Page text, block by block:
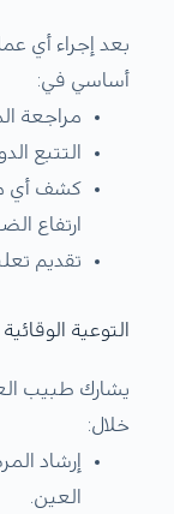
بعد إجراء أي
أساسي في:
مراجعة
التتبع
كشف أي
ارتفاع
تقديم
التوعية
يشارك طبيب
خلال:
إرشاد
العين.